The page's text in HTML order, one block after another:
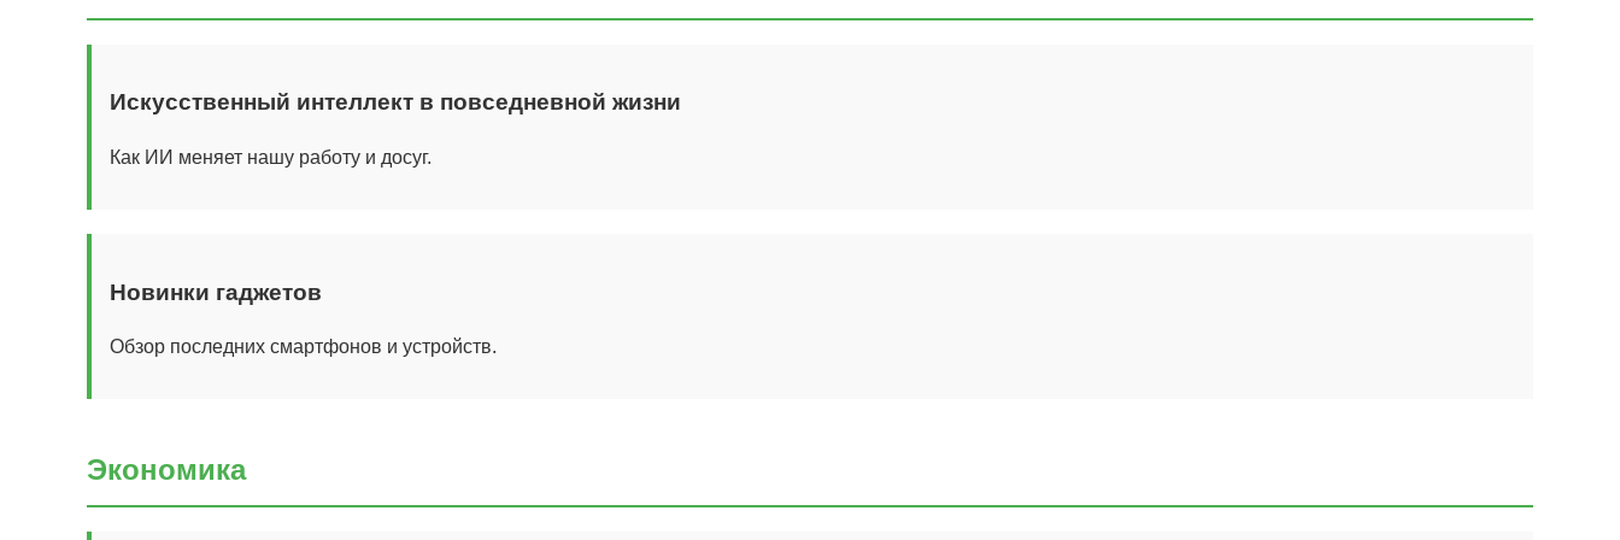
Искусственный интеллект в повседневной жизни
Как ИИ меняет нашу работу и досуг.
Новинки гаджетов
Обзор последних смартфонов и устройств.
Экономика